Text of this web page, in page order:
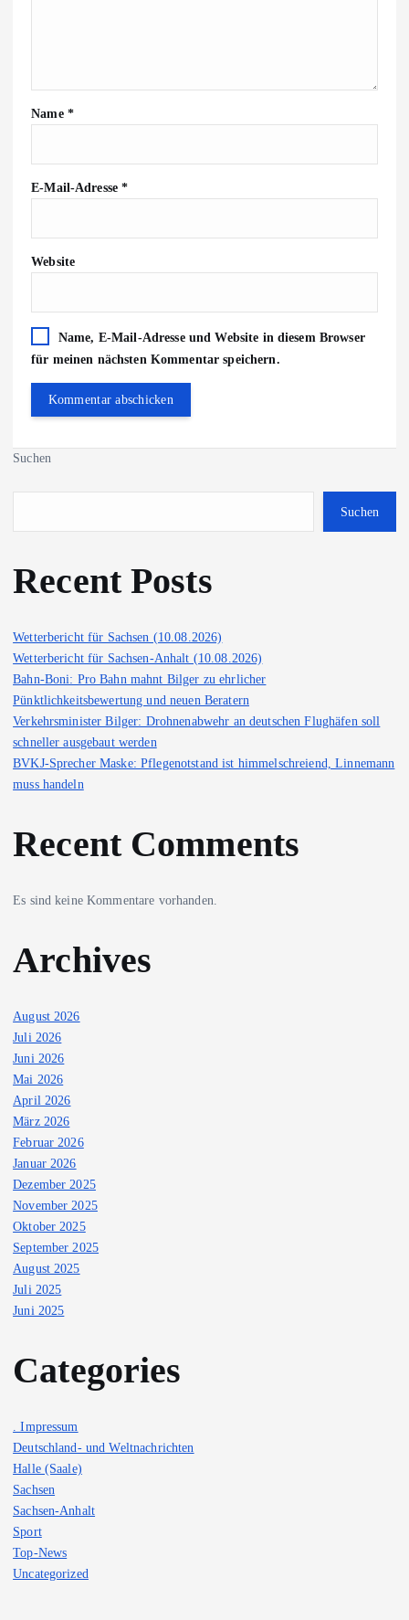
Name *
E-Mail-Adresse*
Website
Name, E-Mail-Adresse und Website in diesem Browser
für meinen nächsten Kommentar speichern.
Suchen
Suchen
Recent Posts
Wetterbericht für Sachsen (10.08.2026)
Wetterbericht für Sachsen-Anhalt (10.08.2026)
Bahn-Boni: Pro Bahn mahnt Bilger zu ehrlicher
Pünktlichkeitsbewertung und neuen Beratern
Verkehrsminister Bilger: Drohnenabwehr an deutschen Flughäfen soll
schneller ausgebaut werden
BVKJ-Sprecher Maske: Pflegenotstand ist himmelschreiend, Linnemann
muss handeln
Recent Comments
Es sind keine Kommentare vorhanden.
Archives
August 2026
Juli 2026
Juni 2026
Mai 2026
April 2026
März 2026
Februar 2026
Januar 2026
Dezember 2025
November 2025
Oktober 2025
September 2025
August 2025
Juli 2025
Juni 2025
Categories
. Impressum
Deutschland- und Weltnachrichten
Halle (Saale)
Sachsen
Sachsen-Anhalt
Sport
Top-News
Uncategorized